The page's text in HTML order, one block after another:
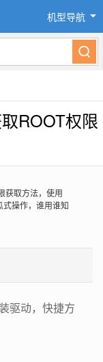
机型导航
ROOT权限
获取方法，使用
式操作，谁用谁知
驱动，快捷方